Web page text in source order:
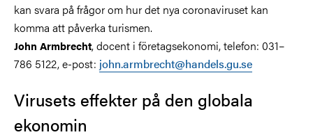
kan svara på frågor om hur det nya coronaviruset kan
komma att påverka turismen.
John Armbrecht, docent i företagsekonomi, telefon: 031–
786 5122, e-post: john.armbrecht@handels.gu.se
Virusets effekter på den globala
ekonomin